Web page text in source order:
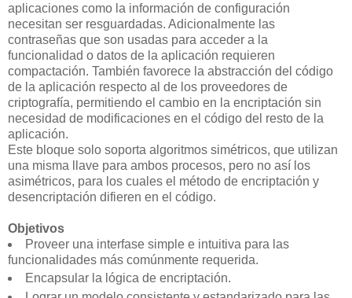
aplicaciones como la información de configuración
necesitan ser resguardadas. Adicionalmente las
contraseñas que son usadas para acceder a la
funcionalidad o datos de la aplicación requieren
compactación. También favorece la abstracción del código
de la aplicación respecto al de los proveedores de
criptografía, permitiendo el cambio en la encriptación sin
necesidad de modificaciones en el código del resto de la
aplicación.
Este bloque solo soporta algoritmos simétricos, que utilizan
una misma llave para ambos procesos, pero no así los
asimétricos, para los cuales el método de encriptación y
desencriptación difieren en el código.
Objetivos
Proveer una interfase simple e intuitiva para las
funcionalidades más comúnmente requerida.
Encapsular la lógica de encriptación.